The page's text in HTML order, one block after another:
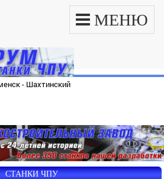
МЕНЮ
- Шахтинский
СТАНКИ ЧПУ